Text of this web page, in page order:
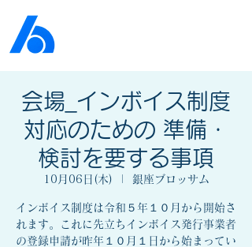
会場_インボイス制度
対応のための 準備・
検討を要する事項
10月06日(木) 銀座ブロッサム
インボイス制度は令和５年１０月から開始さ
れます。これに先立ちインボイス発行事業者
の登録申請が昨年１０月１日から始まってい